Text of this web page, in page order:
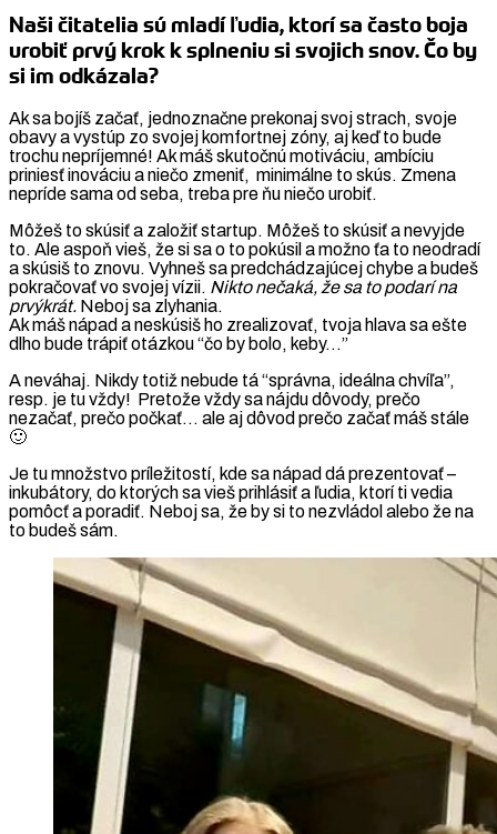
Naši čitatelia sú mladí ľudia, ktorí sa často boja
urobiť prvý krok k splneniu si svojich snov. Čo by
si im odkázala?
Ak sa bojíš začať, jednoznačne prekonaj svoj strach, svoje
obavy a vystúp zo svojej komfortnej zóny, aj keď to bude
trochu nepríjemné! Ak máš skutočnú motiváciu, ambíciu
priniesť inováciu a niečo zmeniť, minimálne to skús. Zmena
nepríde sama od seba, treba pre ňu niečo urobiť.
Môžeš to skúsiť a založiť startup. Môžeš to skúsiť a nevyjde
to. Ale aspoň vieš, že si sa o to pokúsil a možno ťa to neodradí
a skúsiš to znovu. Vyhneš sa predchádzajúcej chybe a budeš
pokračovať vo svojej vízii. Nikto nečaká, že sa to podarí na
prvýkrát. Neboj sa zlyhania.
Ak máš nápad a neskúsiš ho zrealizovať, tvoja hlava sa ešte
dlho bude trápiť otázkou “čo by bolo, keby…”
A neváhaj. Nikdy totiž nebude tá “správna, ideálna chvíľa”,
resp. je tu vždy! Pretože vždy sa nájdu dôvody, prečo
nezačať, prečo počkať… ale aj dôvod prečo začať máš stále
🙂
Je tu množstvo príležitostí, kde sa nápad dá prezentovať –
inkubátory, do ktorých sa vieš prihlásiť a ľudia, ktorí ti vedia
pomôcť a poradiť. Neboj sa, že by si to nezvládol alebo že na
to budeš sám.